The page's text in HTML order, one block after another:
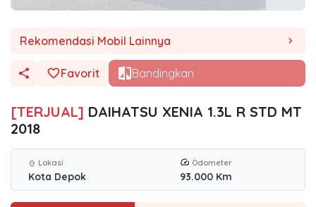
Rekomendasi Mobil Lainnya chevron_right
Favorit Bandingkan
[TERJUAL] DAIHATSU XENIA 1.3L R STD MT
2018
location_on Lokasi
Kota Depok
Odometer
93.000 Km